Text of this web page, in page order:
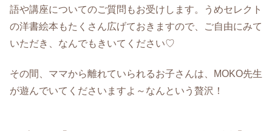
語や講座についてのご質問もお受けします。うめセレクト
の洋書絵本もたくさん広げておきますので、ご自由にみて
いただき、なんでもきいてください♡
その間、ママから離れていられるお子さんは、MOKO先生
が遊んでいてくださいますよ～なんという贅沢！